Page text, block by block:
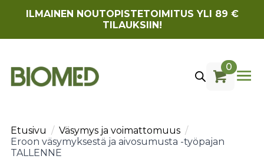
ILMAINEN NOUTOPISTETOIMITUS YLI 89 €
TILAUKSIIN!
0
Etusivu
Väsymys ja voimattomuus
Eroon väsymyksestä ja aivosumusta -työpajan
TALLENNE